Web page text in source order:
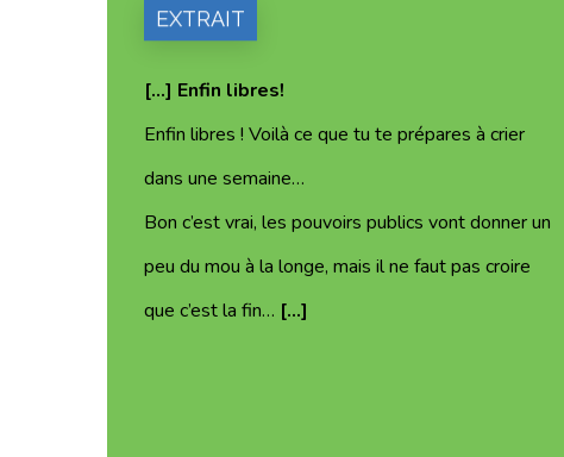
EXTRAIT
[…] Enfin libres!
Enfin libres ! Voilà ce que tu te prépares à crier
dans une semaine…
Bon c’est vrai, les pouvoirs publics vont donner un
peu du mou à la longe, mais il ne faut pas croire
que c’est la fin… […]